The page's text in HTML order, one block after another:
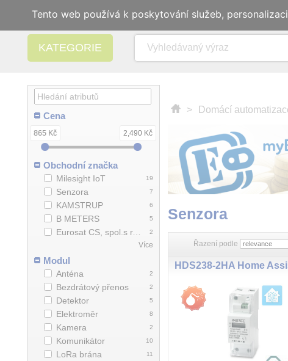
KATEGORIE
Cena
865 Kč 2,490 Kč
Obchodní značka
19
Milesight IoT
7
Senzora
6
KAMSTRUP
5
B METERS
2
Eurosat CS, spol.s r.o.
Více
Modul
2
Anténa
2
Bezdrátový přenos
5
Detektor
8
Elektroměr
2
Kamera
10
Komunikátor
11
LoRa brána
> Domácí
Senzora
Řazení podle
Tento web používá k poskytování služeb,